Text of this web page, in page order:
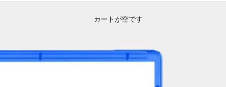
カートが空です